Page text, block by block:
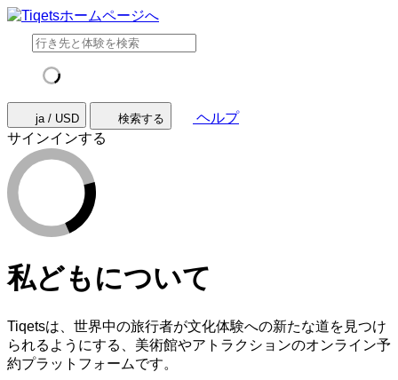
ja / USD 検索する
ヘルプ
サインインする
私どもについて
Tiqetsは、世界中の旅行者が文化体験への新たな道を見つけ
られるようにする、美術館やアトラクションのオンライン予
約プラットフォームです。